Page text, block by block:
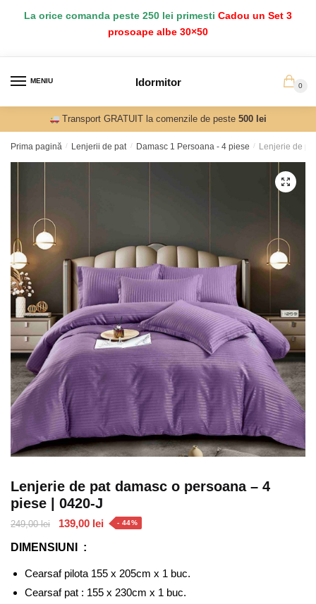
La orice comanda peste 250 lei primesti Cadou un Set 3
prosoape albe 30×50
MENIU Idormitor 0
Transport GRATUIT la comenzile de peste500 lei
Prima pagină / Lenjerii de pat / Damasc 1 Persoana - 4 piese / Lenjerie de
Lenjerie de pat damasc o persoana – 4
piese | 0420-J
249,00lei
Prețul
a
fost:
249,00 lei.
139,00 lei Prețul
139,00 lei.
- 44%
DIMENSIUNI :
Cearsaf pilota 155 x 205cm x 1 buc.
Cearsaf pat : 155 x 230cm x 1 buc.